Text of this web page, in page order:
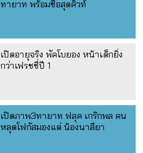
ทายาท พร้อมชื่อสุดคิ้วท์
เปิดอายุจริง พัคโบยอง หน้าเด็กยิ่ง
กว่าเฟรชชี่ปี 1
เปิดภาพ3ทายาท ฟลุค เกริกพล คน
หลุดโฟกัสมองแต่ น้องนาลียา